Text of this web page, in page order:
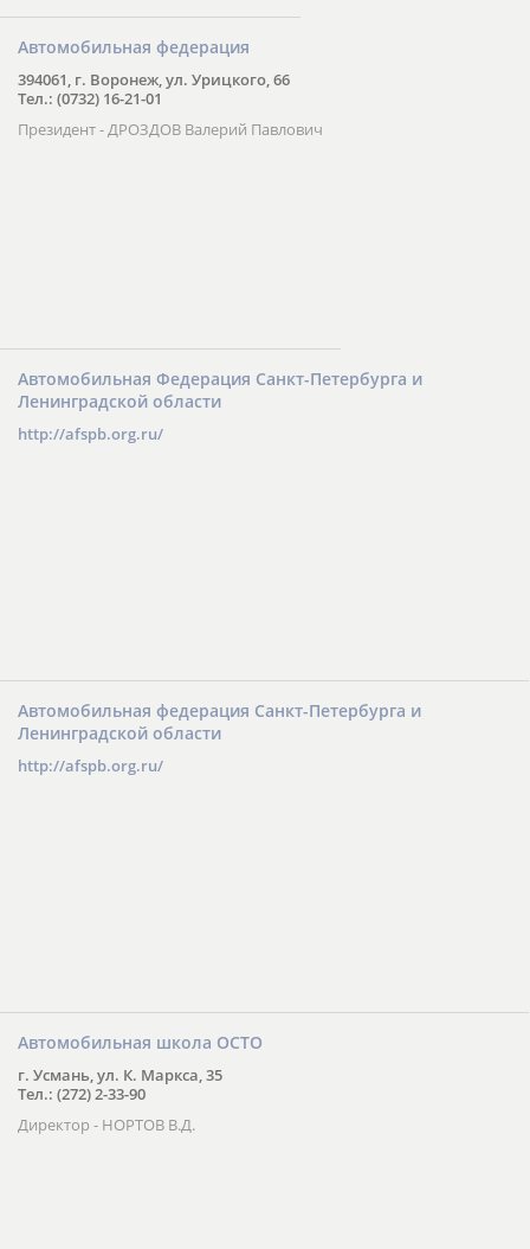
Автомобильная федерация
394061, г. Воронеж, ул. Урицкого, 66
Тел.: (0732) 16-21-01
Президент - ДРОЗДОВ Валерий Павлович
Автомобильная Федерация Санкт-Петербурга и
Ленинградской области
http://afspb.org.ru/
Автомобильная федерация Санкт-Петербурга и
Ленинградской области
http://afspb.org.ru/
Автомобильная школа ОСТО
г. Усмань, ул. К. Маркса, 35
Тел.: (272) 2-33-90
Директор - НОРТОВ В.Д.